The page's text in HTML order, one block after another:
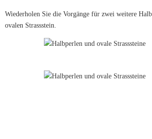
Wiederholen Sie die Vorgänge für zwei weitere
ovalen Strassstein.